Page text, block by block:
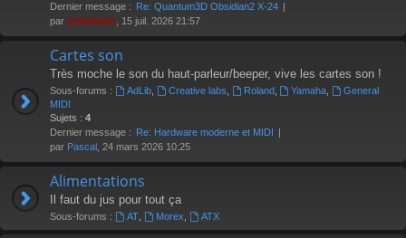
Dernier message : Re: Quantum3D Obsidian2 X-24
par eviledeath , 15 juil. 2026 21:57
Cartes son
Très moche le son du haut-parleur/beeper, vive les cartes son !
Sous-forums : AdLib, Creative labs Roland, Yamaha
General
MIDI
Sujets : 4
Dernier message : Re: Hardware moderne et MIDI
par Pascal , 24 mars 2026 10:25
Alimentations
Il faut du jus pour tout ça
Sous-forums : AT, Morex ATX